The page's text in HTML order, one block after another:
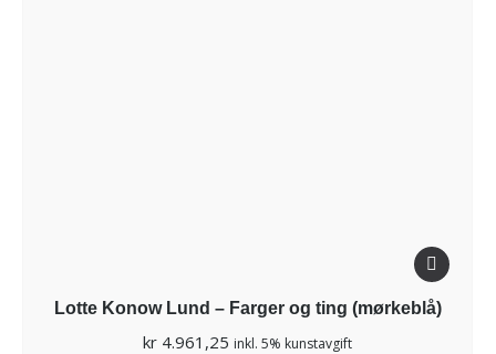
Lotte Konow Lund – Farger og ting (mørkeblå)
kr 4.961,25 inkl. 5% kunstavgift